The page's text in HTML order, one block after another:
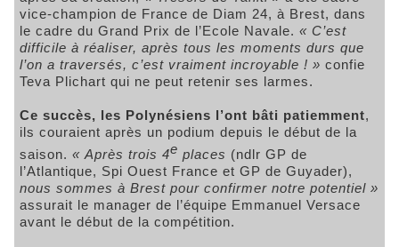
vice-champion de France de Diam 24, à Brest, dans
le cadre du Grand Prix de l’Ecole Navale. « C’est
difficile à réaliser, après tous les moments durs que
l’on a traversés, c’est vraiment incroyable ! » confie
Teva Plichart qui ne peut retenir ses larmes.
Ce succès, les Polynésiens l’ont bâti patiemment,
ils couraient après un podium depuis le début de la
saison. « Après trois 4e places (ndlr GP de
l’Atlantique, Spi Ouest France et GP de Guyader),
nous sommes à Brest pour confirmer notre potentiel »
assurait le manager de l’équipe Emmanuel Versace
avant le début de la compétition.